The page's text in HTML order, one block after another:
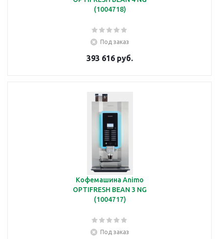
(1004718)
Под заказ
393 616 руб.
Кофемашина Animo
OPTIFRESH BEAN 3 NG
(1004717)
Под заказ